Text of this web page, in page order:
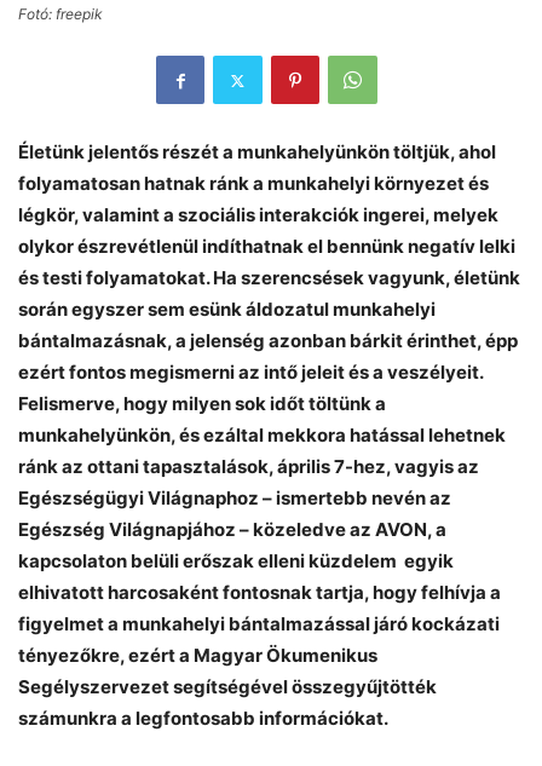
Fotó: freepik
Életünk jelentős részét a munkahelyünkön töltjük, ahol
folyamatosan hatnak ránk a munkahelyi környezet és
légkör, valamint a szociális interakciók ingerei, melyek
olykor észrevétlenül indíthatnak el bennünk negatív lelki
és testi folyamatokat. Ha szerencsések vagyunk, életünk
során egyszer sem esünk áldozatul munkahelyi
bántalmazásnak, a jelenség azonban bárkit érinthet, épp
ezért fontos megismerni az intő jeleit és a veszélyeit.
Felismerve, hogy milyen sok időt töltünk a
munkahelyünkön, és ezáltal mekkora hatással lehetnek
ránk az ottani tapasztalások, április 7-hez, vagyis az
Egészségügyi Világnaphoz – ismertebb nevén az
Egészség Világnapjához – közeledve az AVON, a
kapcsolaton belüli erőszak elleni küzdelem egyik
elhivatott harcosaként fontosnak tartja, hogy felhívja a
figyelmet a munkahelyi bántalmazással járó kockázati
tényezőkre, ezért a Magyar Ökumenikus
Segélyszervezet segítségével összegyűjtötték
számunkra a legfontosabb információkat.